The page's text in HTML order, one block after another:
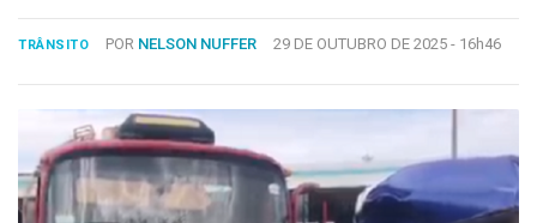
2024
Desenvolvido
Hesea
Tecnologia
TRÂNSITO POR NELSON NUFFER 29 DE OUTUBRO DE 2025 - 16h46